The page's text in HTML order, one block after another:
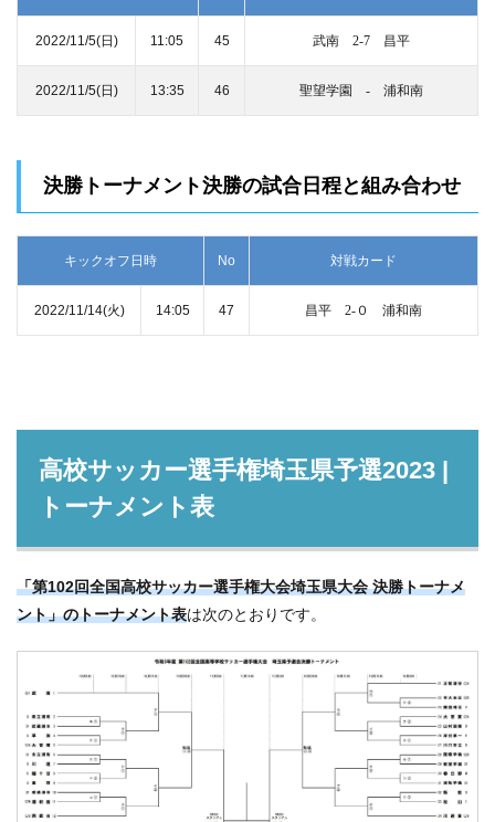
2022/11/5(日) 11:05 45 武南 2-7 昌平
2022/11/5(日) 13:35 46 聖望学園 - 浦和南
決勝トーナメント決勝の試合日程と組み合わせ
キックオフ日時 No 対戦カード
2022/11/14(火) 14:05 47 昌平 2-０ 浦和南
高校サッカー選手権埼玉県予選2023 |
トーナメント表
「第102回全国高校サッカー選手権大会埼玉県大会 決勝トーナメ
ント」のトーナメント表は次のとおりです。